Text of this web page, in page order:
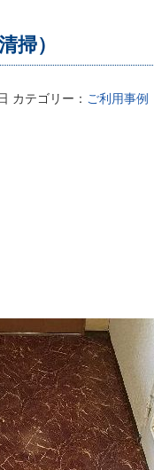
掃）
カテゴリー： ご利用事例